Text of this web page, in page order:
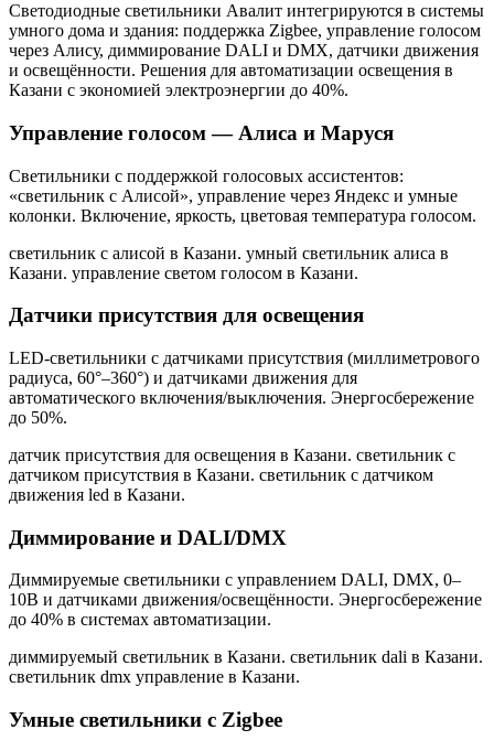
Светодиодные светильники Авалит интегрируются в системы
умного дома и здания: поддержка Zigbee, управление голосом
через Алису, диммирование DALI и DMX, датчики движения
и освещённости. Решения для автоматизации освещения в
Казани с экономией электроэнергии до 40%.
Управление голосом — Алиса и Маруся
Светильники с поддержкой голосовых ассистентов:
«светильник с Алисой», управление через Яндекс и умные
колонки. Включение, яркость, цветовая температура голосом.
светильник с алисой в Казани. умный светильник алиса в
Казани. управление светом голосом в Казани.
Датчики присутствия для освещения
LED-светильники с датчиками присутствия (миллиметрового
радиуса, 60°–360°) и датчиками движения для
автоматического включения/выключения. Энергосбережение
до 50%.
датчик присутствия для освещения в Казани. светильник с
датчиком присутствия в Казани. светильник с датчиком
движения led в Казани.
Диммирование и DALI/DMX
Диммируемые светильники с управлением DALI, DMX, 0–
10В и датчиками движения/освещённости. Энергосбережение
до 40% в системах автоматизации.
диммируемый светильник в Казани. светильник dali в Казани.
светильник dmx управление в Казани.
Умные светильники с Zigbee